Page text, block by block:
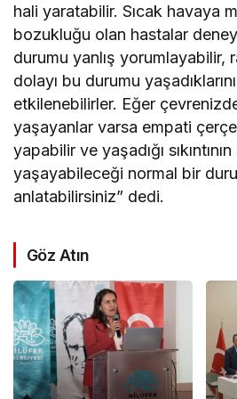
hali yaratabilir. Sıcak havaya
bozukluğu olan hastalar
durumu yanlış yorumlayabilir,
dolayı bu durumu
etkilenebilirler. Eğer
yaşayanlar varsa empati
yapabilir ve yaşadığı
yaşayabileceği normal bir
anlatabilirsiniz” dedi.
Göz Atın